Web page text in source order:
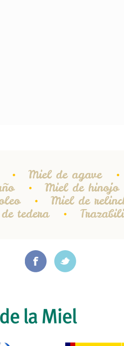
Miel de agave
Miel de hinojo
Miel de
tedera